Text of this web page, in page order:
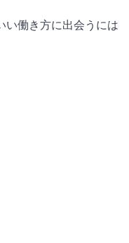
い働き方に出会うには